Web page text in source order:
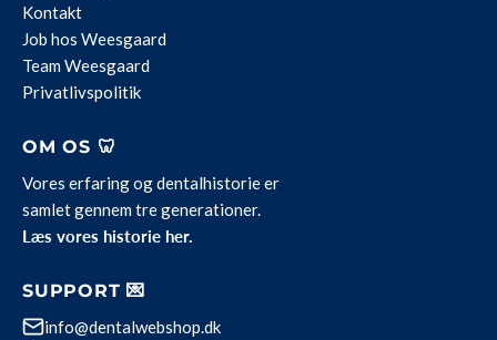
Kontakt
Job hos Weesgaard
Team Weesgaard
Privatlivspolitik
OM OS 🦷
Vores erfaring og dentalhistorie er
samlet gennem tre generationer.
Læs vores historie her.
SUPPORT 💌
info@dentalwebshop.dk